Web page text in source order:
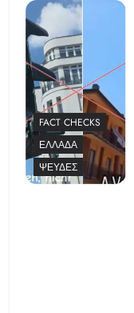
FACT CHECKS
ΕΛΛΆΔΑ
ΨΕΥΔΈΣ